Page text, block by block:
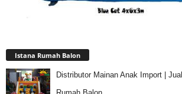
Istana Rumah Balon
Distributor Mainan Anak Import | Jual